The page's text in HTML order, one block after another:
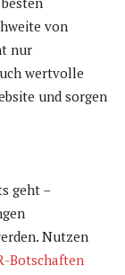
von
nur
wertvolle
und sorgen
geht –
Nutzen
Botschaften